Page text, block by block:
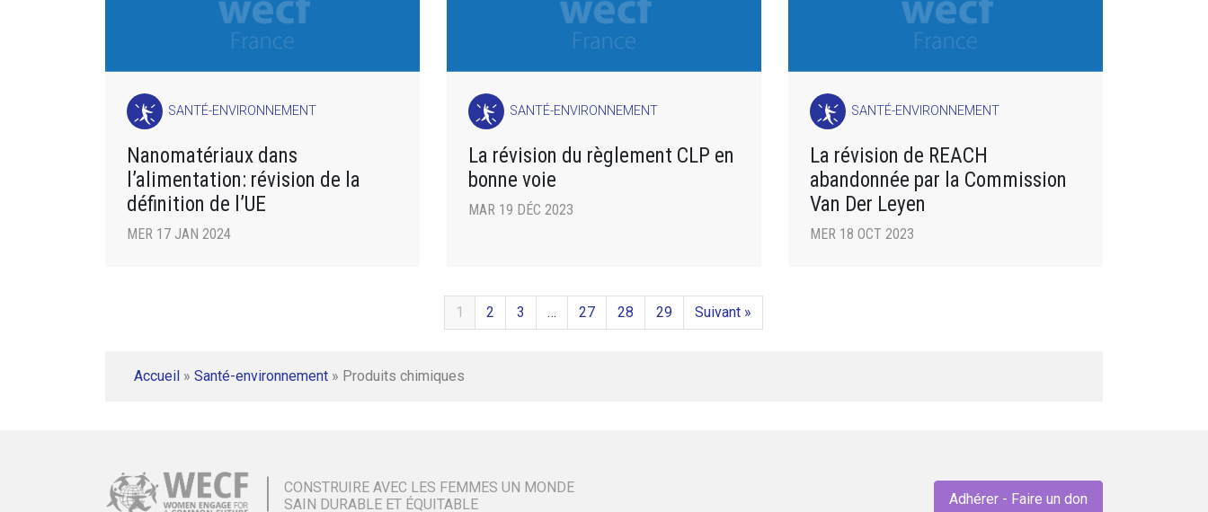
SANTÉ-ENVIRONNEMENT
Nanomatériaux dans
l’alimentation: révision de la
définition de l’UE
MER 17 JAN 2024
SANTÉ-ENVIRONNEMENT
La révision du règlement CLP en
bonne voie
MAR 19 DÉC 2023
SANTÉ-ENVIRONNEMENT
La révision de REACH
abandonnée par la Commission
Van Der Leyen
MER 18 OCT 2023
1 2 3 … 27 28 29 Suivant »
Accueil » Santé-environnement » Produits chimiques
CONSTRUIRE AVEC LES FEMMES UN MONDE
SAIN DURABLE ET ÉQUITABLE
Adhérer - Faire un don